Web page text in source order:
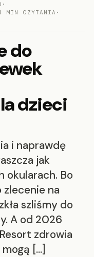
·
MIN CZYTANIA ·
do
dzieci
i naprawdę
jak
okularach. Bo
zlecenie na
szliśmy do
A od 2026
zdrowia
[…]